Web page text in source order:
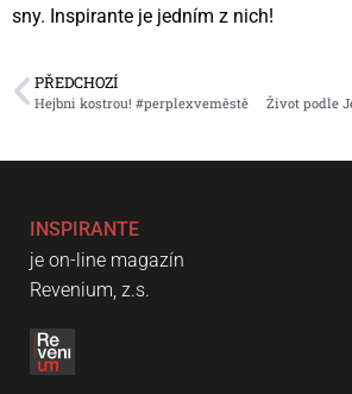
sny. Inspirante je jedním z nich!
PŘEDCHOZÍ
Hejbni kostrou! #perplexveměstě Život podle
INSPIRANTE
je on-line magazín
Revenium, z.s.